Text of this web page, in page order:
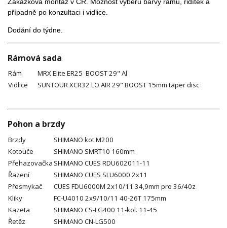
Zakázková montáž v ČR. Možnost výběru barvy rámu, řidítek a
případně po konzultaci i vidlice.
Dodání do týdne.
Rámová sada
Rám
MRX Elite ER25 BOOST 29" Al
Vidlice
SUNTOUR XCR32 LO AIR 29" BOOST 15mm taper disc
Pohon a brzdy
Brzdy
SHIMANO kot.M200
Kotouče
SHIMANO SMRT10 160mm
Přehazovačka SHIMANO CUES RDU602011-11
Řazení
SHIMANO CUES SLU6000 2x11
Přesmykač
CUES FDU6000M 2x10/11 34,9mm pro 36/40z
Kliky
FC-U4010 2x9/10/11 40-26T 175mm
Kazeta
SHIMANO CS-LG400 11-kol. 11-45
Řetěz
SHIMANO CN-LG500